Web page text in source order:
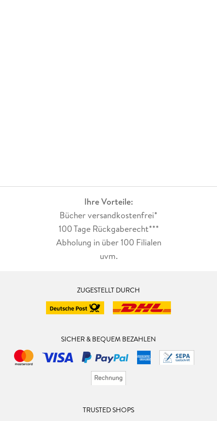
Ihre Vorteile:
Bücher versandkostenfrei*
100 Tage Rückgaberecht***
Abholung in über 100 Filialen
uvm.
ZUGESTELLT DURCH
SICHER & BEQUEM BEZAHLEN
TRUSTED SHOPS